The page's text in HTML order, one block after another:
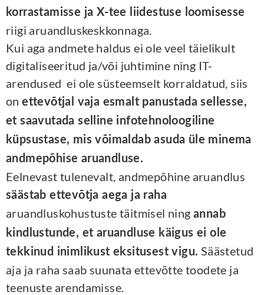
korrastamisse ja X-tee liidestuse loomisesse
riigi aruandluskeskkonnaga.
Kui aga andmete haldus ei ole veel täielikult
digitaliseeritud ja/või juhtimine ning IT-
arendused ei ole süsteemselt korraldatud, siis
onettevõtjal vaja esmalt panustada sellesse,
et saavutada selline infotehnoloogiline
küpsustase, mis võimaldab asuda üle minema
andmepõhise aruandluse.
Eelnevast tulenevalt, andmepõhine aruandlus
säästab ettevõtja aega ja raha
aruandluskohustuste täitmisel ning annab
kindlustunde, et aruandluse käigus ei ole
tekkinud inimlikust eksitusest vigu. Säästetud
aja ja raha saab suunata ettevõtte toodete ja
teenuste arendamisse.